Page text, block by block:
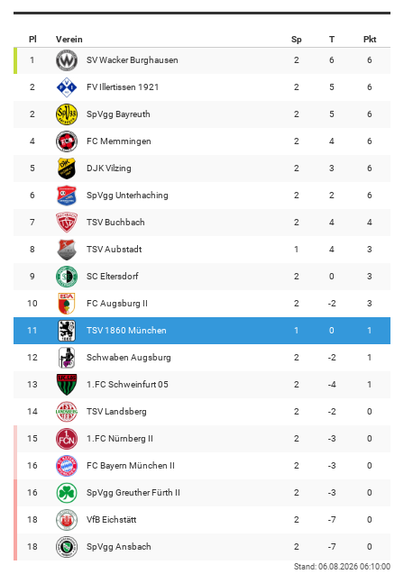
Pl Verein Sp T Pkt
1 SV Wacker Burghausen 2 6 6
2 FV Illertissen 1921 2 5 6
2 SpVgg Bayreuth 2 5 6
4 FC Memmingen 2 4 6
5 DJK Vilzing 2 3 6
6 SpVgg Unterhaching 2 2 6
7 TSV Buchbach 2 4 4
8 TSV Aubstadt 1 4 3
9 SC Eltersdorf 2 0 3
10 FC Augsburg II 2 -2 3
11 TSV 1860 München 1 0 1
12 Schwaben Augsburg 2 -2 1
13 1.FC Schweinfurt 05 2 -4 1
14 TSV Landsberg 2 -2 0
15 1.FC Nürnberg II 2 -3 0
16 FC Bayern München II 2 -3 0
16 SpVgg Greuther Fürth II 2 -3 0
18 VfB Eichstätt 2 -7 0
18 SpVgg Ansbach 2 -7 0
Stand: 06.08.2026 06:10:00